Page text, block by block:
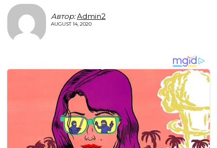
Автор: Admin2
AUGUST 14, 2020